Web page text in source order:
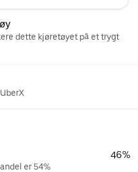
dette kjøretøyet på et trygt
er 54%
46%